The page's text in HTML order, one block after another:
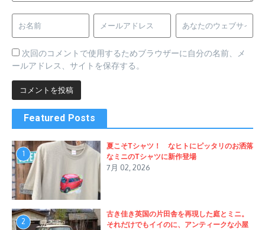
次回のコメントで使用するためブラウザーに自分の名前、メ
ールアドレス、サイトを保存する。
Featured Posts
1
夏こそTシャツ！ なヒトにピッタリのお洒落
なミニのTシャツに新作登場
7月 02, 2026
2
古き佳き英国の片田舎を再現した庭とミニ。
それだけでもイイのに、アンティークな小屋